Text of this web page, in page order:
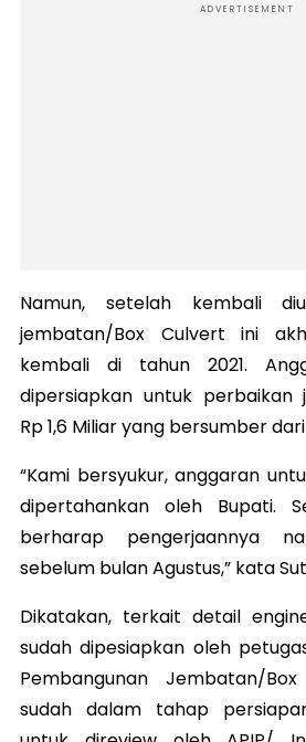
ADVERTISEMENT
Namun, setelah kembali
jembatan/Box Culvert ini
kembali di tahun 2021.
dipersiapkan untuk perbaikan
Rp 1,6 Miliar yang bersumber dari
“Kami bersyukur, anggaran
dipertahankan oleh Bupati.
berharap pengerjaannya
sebelum bulan Agustus,” kata
Dikatakan, terkait detail
sudah dipesiapkan oleh
Pembangunan Jembatan/
sudah dalam tahap